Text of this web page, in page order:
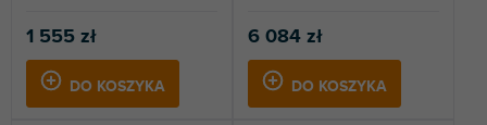
1 555 zł
DO KOSZYKA
6 084 zł
DO KOSZYKA